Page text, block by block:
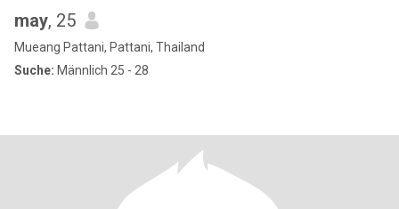
may, 25
Mueang Pattani, Pattani, Thailand
Suche: Männlich 25 - 28